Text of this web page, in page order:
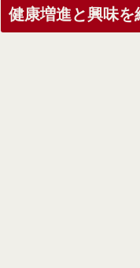
健康増進と興味